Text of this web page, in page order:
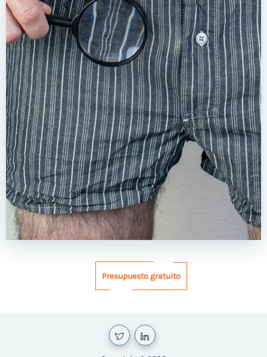
Presupuesto gratuito